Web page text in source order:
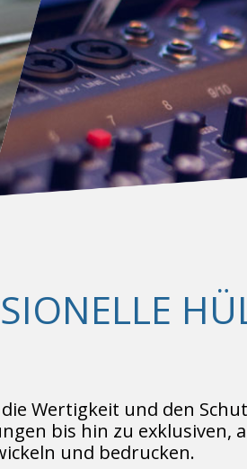
Wertigkeit und den
bis hin zu exklusiven,
und bedrucken.